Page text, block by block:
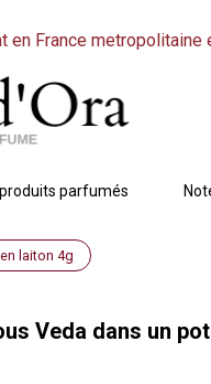
France metropolitaine
parfumés
laiton 4g
Veda dans un